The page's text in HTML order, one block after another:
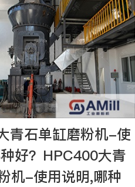
青石单缸磨粉机-使
好？HPC400大青
机-使用说明,哪种